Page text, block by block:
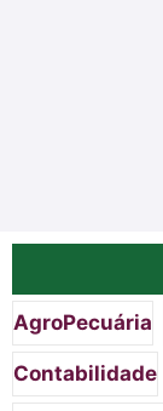
AgroPecuária
Contabilidade